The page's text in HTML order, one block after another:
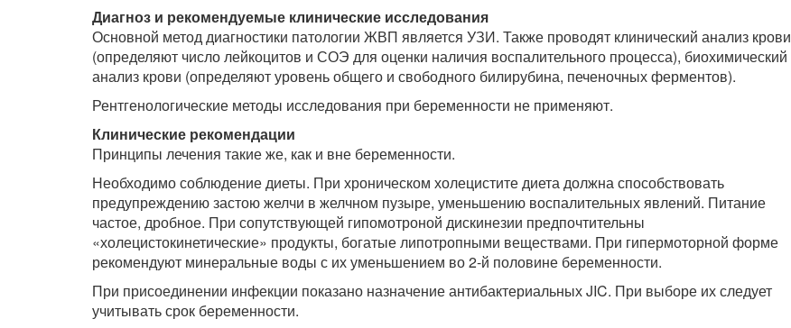
Диагноз и рекомендуемые клинические исследования
Основной метод диагностики патологии ЖВП является УЗИ. Также проводят клинический анализ крови
(определяют число лейкоцитов и СОЭ для оценки наличия воспалительного процесса), биохимический
анализ крови (определяют уровень общего и свободного билирубина, печеночных ферментов).
Рентгенологические методы исследования при беременности не применяют.
Клинические рекомендации
Принципы лечения такие же, как и вне беременности.
Необходимо соблюдение диеты. При хроническом холецистите диета должна способствовать
предупреждению застою желчи в желчном пузыре, уменьшению воспалительных явлений. Питание
частое, дробное. При сопутствующей гипомотроной дискинезии предпочтительны
«холецистокинетические» продукты, богатые липотропными веществами. При гипермоторной форме
рекомендуют минеральные воды с их уменьшением во 2-й половине беременности.
При присоединении инфекции показано назначение антибактериальных JIC. При выборе их следует
учитывать срок беременности.